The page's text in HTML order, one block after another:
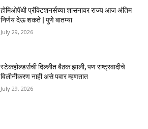
होमिओपॅथी प्रॅक्टिशनर्सच्या शासनावर राज्य आज अंतिम
निर्णय देऊ शकते | पुणे बातम्या
July 29, 2026
स्टेकहोल्डर्सची दिल्लीत बैठक झाली, पण राष्ट्रवादीचे
विलीनीकरण नाही असे पवार म्हणतात
July 29, 2026